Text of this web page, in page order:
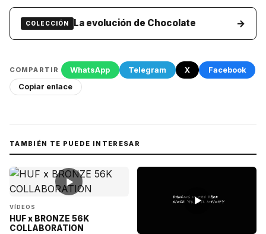
COLECCIÓN La evolución de Chocolate →
COMPARTIR WhatsApp Telegram X
Facebook
Copiar enlace
TAMBIÉN TE PUEDE INTERESAR
▶
VÍDEOS
HUF x BRONZE 56K
COLLABORATION
▶